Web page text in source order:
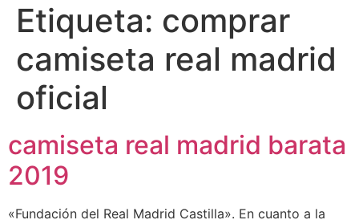
Etiqueta: comprar
camiseta real madrid
oficial
camiseta real madrid barata
2019
«Fundación del Real Madrid Castilla». En cuanto a la